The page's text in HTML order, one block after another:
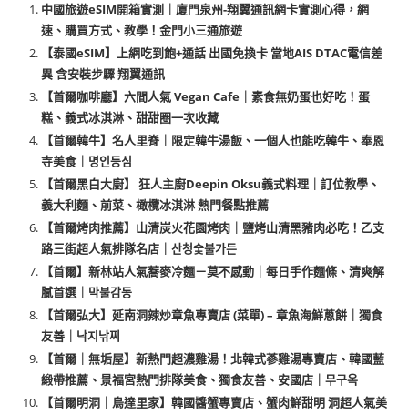
中國旅遊eSIM開箱實測｜廈門泉州-翔翼通訊網卡實測心得，網
速、購買方式、教學！金門小三通旅遊
【泰國eSIM】上網吃到飽+通話 出國免換卡 當地AIS DTAC電信差
異 含安裝步驟 翔翼通訊
【首爾咖啡廳】六間人氣 Vegan Cafe｜素食無奶蛋也好吃！蛋
糕、義式冰淇淋、甜甜圈一次收藏
【首爾韓牛】名人里脊｜限定韓牛湯飯、一個人也能吃韓牛、奉恩
寺美食｜명인등심
【首爾黑白大廚】 狂人主廚Deepin Oksu義式料理｜訂位教學、
義大利麵、前菜、橄欖冰淇淋 熱門餐點推薦
【首爾烤肉推薦】山清炭火花園烤肉｜鹽烤山清黑豬肉必吃！乙支
路三街超人氣排隊名店｜산청숯불가든
【首爾】新林站人氣蕎麥冷麵－莫不感動｜每日手作麵條、清爽解
膩首選｜막불감동
【首爾弘大】延南洞辣炒章魚專賣店 (菜單) – 章魚海鮮蔥餅｜獨食
友善｜낙지낚찌
【首爾｜無垢屋】新熱門超濃雞湯！北韓式蔘雞湯專賣店、韓國藍
緞帶推薦、景福宮熱門排隊美食、獨食友善、安國店｜무구옥
【首爾明洞｜烏達里家】韓國醬蟹專賣店、蟹肉鮮甜明 洞超人氣美